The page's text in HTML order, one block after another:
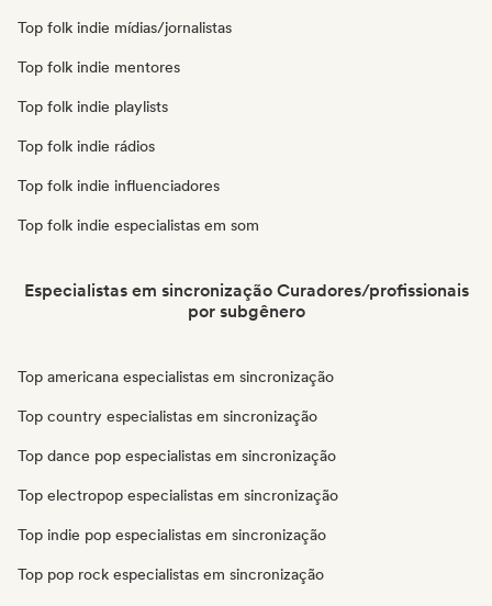
Top folk indie mídias/jornalistas
Top folk indie mentores
Top folk indie playlists
Top folk indie rádios
Top folk indie influenciadores
Top folk indie especialistas em som
Especialistas em sincronização Curadores/profissionais
por subgênero
Top americana especialistas em sincronização
Top country especialistas em sincronização
Top dance pop especialistas em sincronização
Top electropop especialistas em sincronização
Top indie pop especialistas em sincronização
Top pop rock especialistas em sincronização